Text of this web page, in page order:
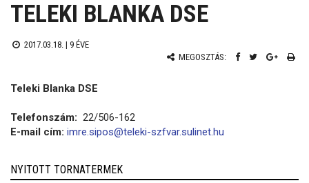
TELEKI BLANKA DSE
2017.03.18. | 9 ÉVE
MEGOSZTÁS:
Teleki Blanka DSE
Telefonszám: 22/506-162
E-mail cím: imre.sipos@teleki-szfvar.sulinet.hu
NYITOTT TORNATERMEK